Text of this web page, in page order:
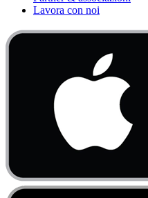
Lavora con noi